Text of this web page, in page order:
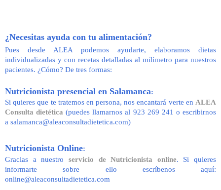
¿Necesitas ayuda con tu alimentación?
Pues desde ALEA podemos ayudarte, elaboramos dietas
individualizadas y con recetas detalladas al milímetro para nuestros
pacientes. ¿Cómo? De tres formas:
Nutricionista presencial en Salamanca:
Si quieres que te tratemos en persona, nos encantará verte en ALEA
Consulta dietética (puedes llamarnos al 923 269 241 o escribirnos
a salamanca@aleaconsultadietetica.com)
Nutricionista Online:
Gracias a nuestro servicio de Nutricionista online. Si quieres
informarte sobre ello escríbenos aquí:
online@aleaconsultadietetica.com